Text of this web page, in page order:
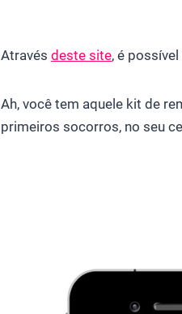
Através deste site, é
Ah, você tem aquele kit de
primeiros socorros, no seu